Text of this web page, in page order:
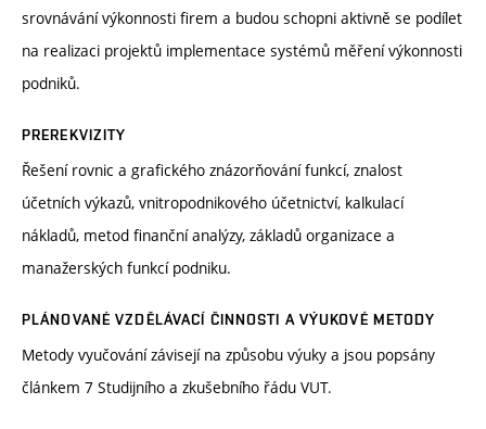
srovnávání výkonnosti firem a budou schopni aktivně se podílet
na realizaci projektů implementace systémů měření výkonnosti
podniků.
PREREKVIZITY
Řešení rovnic a grafického znázorňování funkcí, znalost
účetních výkazů, vnitropodnikového účetnictví, kalkulací
nákladů, metod finanční analýzy, základů organizace a
manažerských funkcí podniku.
PLÁNOVANÉ VZDĚLÁVACÍ ČINNOSTI A VÝUKOVÉ METODY
Metody vyučování závisejí na způsobu výuky a jsou popsány
článkem 7 Studijního a zkušebního řádu VUT.